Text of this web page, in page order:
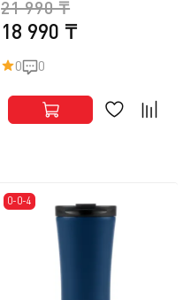
18 990 ₸
21 990 ₸
0 0
0-0-4